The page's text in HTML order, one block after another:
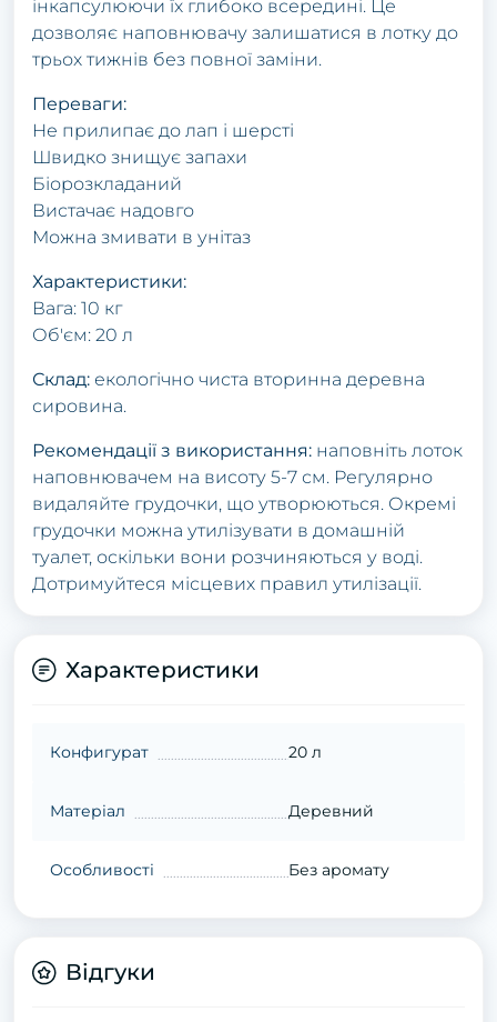
інкапсулюючи їх глибоко всередині. Це
дозволяє наповнювачу залишатися в лотку до
трьох тижнів без повної заміни.
Переваги:
Не прилипає до лап і шерсті
Швидко знищує запахи
Біорозкладаний
Вистачає надовго
Можна змивати в унітаз
Характеристики:
Вага: 10 кг
Об'єм: 20 л
Склад: екологічно чиста вторинна деревна
сировина.
Рекомендації з використання: наповніть лоток
наповнювачем на висоту 5-7 см. Регулярно
видаляйте грудочки, що утворюються. Окремі
грудочки можна утилізувати в домашній
туалет, оскільки вони розчиняються у воді.
Дотримуйтеся місцевих правил утилізації.
Характеристики
Конфигурат 20 л
Матеріал Деревний
Особливості Без аромату
Відгуки